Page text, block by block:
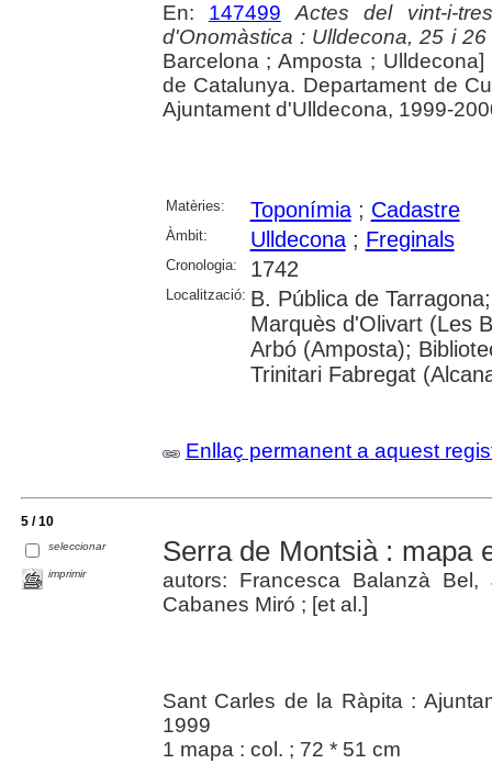
En: 147499
Actes del vint-i-
d'Onomàstica : Ulldecona, 25 i
Barcelona ; Amposta ;
de Catalunya. Departament de
Ajuntament d'Ulldecona, 1999-
Matèries: Toponímia; Cadastre
Àmbit: Ulldecona; Freginals
Cronologia: 1742
Localització: B. Pública de
Marquès d'Olivart (Les
Arbó (Amposta);
Trinitari Fabregat
Enllaç permanent a aquest
5 / 10
seleccionar
imprimir
Serra de Montsià : mapa
autors: Francesca Balanzà
Cabanes Miró ; [et al.]
Sant Carles de la Ràpita :
1999
1 mapa : col. ; 72 * 51 cm